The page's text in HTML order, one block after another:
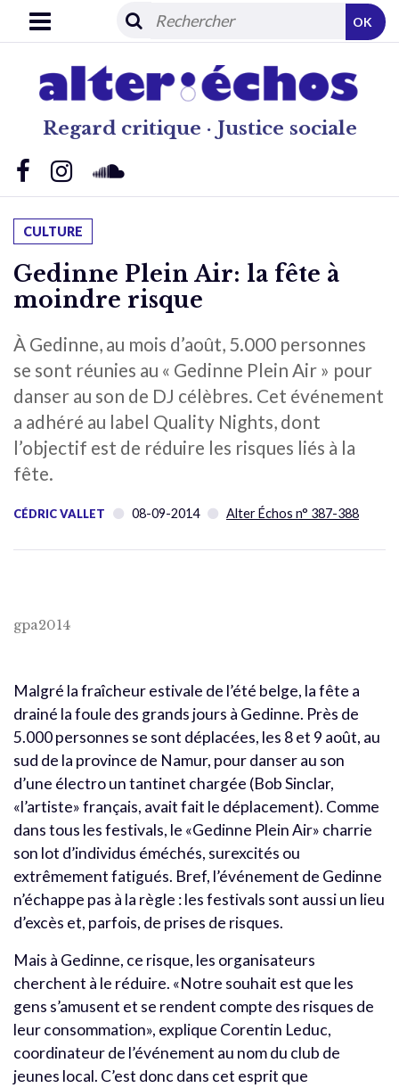
Regard critique · Justice sociale
OK
CULTURE
Gedinne Plein Air: la fête à
moindre risque
À Gedinne, au mois d’août, 5.000 personnes
se sont réunies au « Gedinne Plein Air » pour
danser au son de DJ célèbres. Cet événement
a adhéré au label Quality Nights, dont
l’objectif est de réduire les risques liés à la
fête.
CÉDRIC VALLET 08-09-2014 Alter Échos n° 387-388
gpa2014
Malgré la fraîcheur estivale de l’été belge, la fête a
drainé la foule des grands jours à Gedinne. Près de
5.000 personnes se sont déplacées, les 8 et 9 août, au
sud de la province de Namur, pour danser au son
d’une électro un tantinet chargée (Bob Sinclar,
«l’artiste» français, avait fait le déplacement). Comme
dans tous les festivals, le «Gedinne Plein Air» charrie
son lot d’individus éméchés, surexcités ou
extrêmement fatigués. Bref, l’événement de Gedinne
n’échappe pas à la règle : les festivals sont aussi un lieu
d’excès et, parfois, de prises de risques.
Mais à Gedinne, ce risque, les organisateurs
cherchent à le réduire. «Notre souhait est que les
gens s’amusent et se rendent compte des risques de
leur consommation», explique Corentin Leduc,
coordinateur de l’événement au nom du club de
jeunes local. C’est donc dans cet esprit que